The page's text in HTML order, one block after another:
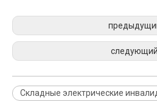
Складные электрические